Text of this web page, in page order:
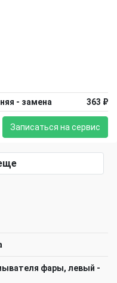
- замена 363 ₽
Записаться на сервис
фары, левый -